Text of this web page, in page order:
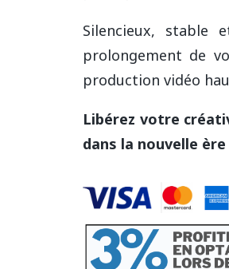
Silencieux, stable
prolongement de
production vidéo
Libérez votre
dans la nouvelle ère